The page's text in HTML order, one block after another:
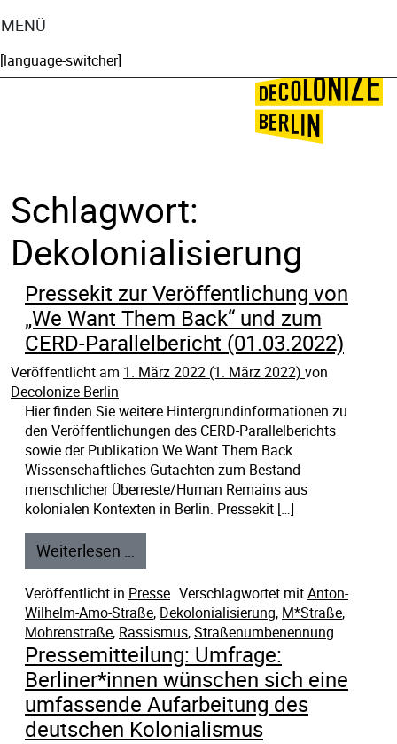
🌍
🌞
MENÜ
[language-switcher]
Schlagwort:
Dekolonialisierung
Pressekit zur Veröffentlichung von
„We Want Them Back“ und zum
CERD-Parallelbericht (01.03.2022)
Veröffentlicht am 1. März 2022 (1. März 2022) von
Decolonize Berlin
Hier finden Sie weitere Hintergrundinformationen zu
den Veröffentlichungen des CERD-Parallelberichts
sowie der Publikation We Want Them Back.
Wissenschaftliches Gutachten zum Bestand
menschlicher Überreste/Human Remains aus
kolonialen Kontexten in Berlin. Pressekit […]
Weiterlesen …
Veröffentlicht in Presse Verschlagwortet mitAnton-
Wilhelm-Amo-Straße, Dekolonialisierung, M*Straße,
Mohrenstraße, Rassismus,Straßenumbenennung
Pressemitteilung: Umfrage:
Berliner*innen wünschen sich eine
umfassende Aufarbeitung des
deutschen Kolonialismus